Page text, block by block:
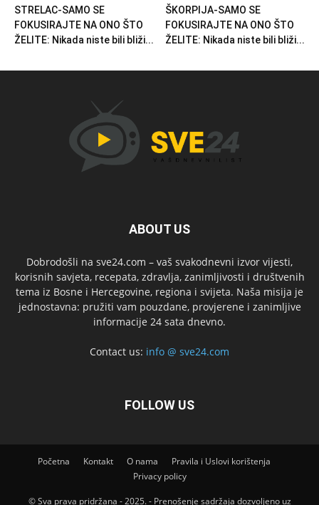
STRELAC-SAMO SE
FOKUSIRAJTE NA ONO ŠTO
ŽELITE: Nikada niste bili bliži...
ŠKORPIJA-SAMO SE
FOKUSIRAJTE NA ONO ŠTO
ŽELITE: Nikada niste bili bliži...
ABOUT US
Dobrodošli na sve24.com – vaš svakodnevni izvor vijesti,
korisnih savjeta, recepata, zdravlja, zanimljivosti i društvenih
tema iz Bosne i Hercegovine, regiona i svijeta. Naša misija je
jednostavna: pružiti vam pouzdane, provjerene i zanimljive
informacije 24 sata dnevno.
Contact us: info @ sve24.com
FOLLOW US
Početna Kontakt O nama
Pravila i Uslovi korištenja
Privacy policy
© Sva prava pridržana - 2025. - Prenošenje sadržaja dozvoljeno uz